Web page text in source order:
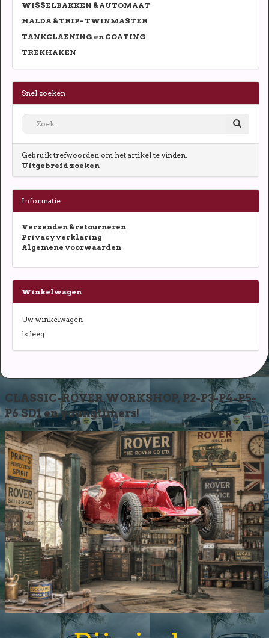
WISSELBAKKEN & AUTOMAAT
HALDA & TRIP- TWINMASTER
TANKCLAENING en COATING
TREKHAKEN
Snel zoeken
Gebruik trefwoorden om het artikel te vinden.
Uitgebreid zoeken
Informatie
Verzenden & retourneren
Privacy verklaring
Algemene voorwaarden
Winkelwagen
Uw winkelwagen
is leeg
CLASSIC-ROVER WORKSHOP, P2-P3-P4-P5-
P6 SD1 en youngtimers!